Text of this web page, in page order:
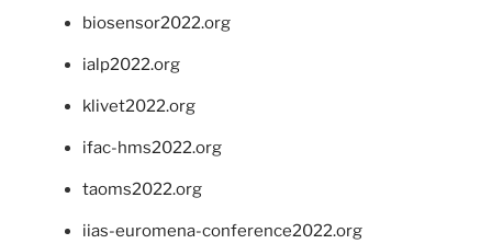
biosensor2022.org
ialp2022.org
klivet2022.org
ifac-hms2022.org
taoms2022.org
iias-euromena-conference2022.org